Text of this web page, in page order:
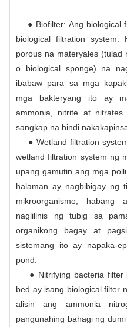
● Biofilter: Ang biological
biological filtration
porous na materyales (tulad
o biological sponge) na
ibabaw para sa mga
mga bakteryang ito ay
ammonia, nitrite at
sangkap na hindi
● Wetland filtration
wetland filtration system ng
upang gamutin ang mga
halaman ay nagbibigay ng
mikroorganismo, habang
naglilinis ng tubig sa
organikong bagay at
sistemang ito ay napaka-
pond.
● Nitrifying bacteria filter
bed ay isang biological filter
alisin ang ammonia
pangunahing bahagi ng